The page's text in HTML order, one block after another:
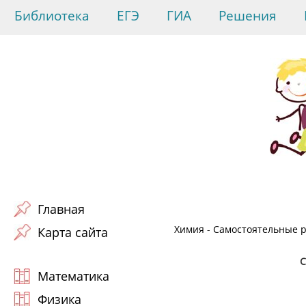
Библиотека ЕГЭ ГИА Решения
Главная
Карта сайта
Математика
Физика
Химия - Самостоятельные